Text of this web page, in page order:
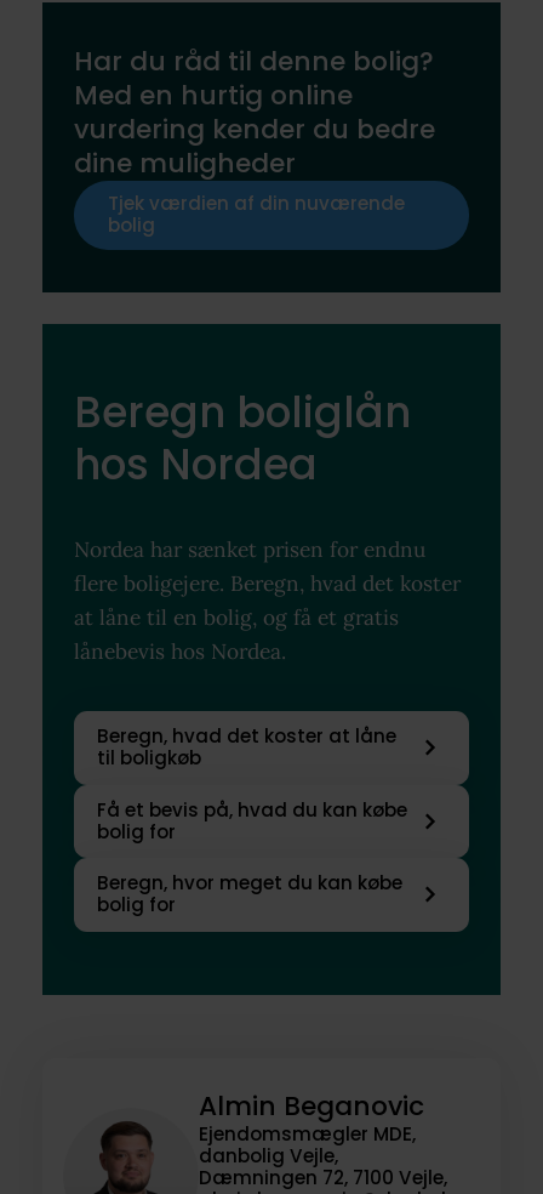
Har du råd til denne bolig?
Med en hurtig online
vurdering kender du bedre
dine muligheder
Tjek værdien af din nuværende
bolig
Beregn boliglån
hos Nordea
Nordea har sænket prisen for endnu
flere boligejere. Beregn, hvad det koster
at låne til en bolig, og få et gratis
lånebevis hos Nordea.
Beregn, hvad det koster at låne
til boligkøb
Få et bevis på, hvad du kan købe
bolig for
Beregn, hvor meget du kan købe
bolig for
Almin Beganovic
Ejendomsmægler MDE,
danbolig Vejle,
Dæmningen 72, 7100 Vejle,